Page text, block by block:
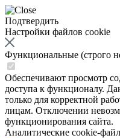
Подтвердить
Настройки файлов cookie
Функциональные (строго
Обеспечивают просмотр
доступа к функционалу.
только для корректной
лицам. Отключении
функционирования сайта.
Аналитические cookie-